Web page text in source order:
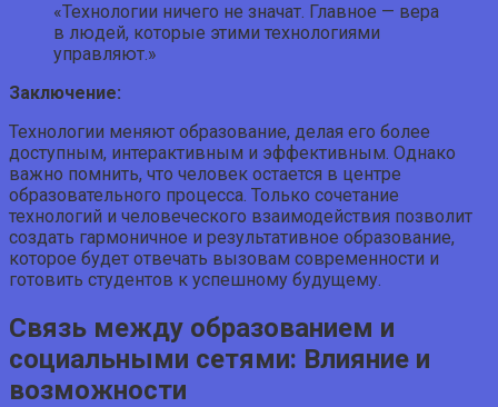
«Технологии ничего не значат. Главное — вера
в людей, которые этими технологиями
управляют.»
Заключение:
Технологии меняют образование, делая его более
доступным, интерактивным и эффективным. Однако
важно помнить, что человек остается в центре
образовательного процесса. Только сочетание
технологий и человеческого взаимодействия позволит
создать гармоничное и результативное образование,
которое будет отвечать вызовам современности и
готовить студентов к успешному будущему.
Связь между образованием и
социальными сетями: Влияние и
возможности